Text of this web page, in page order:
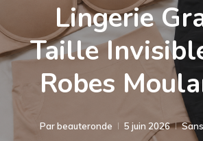
Lingerie
Taille
Robes
Par beauteronde 5 juin 2026